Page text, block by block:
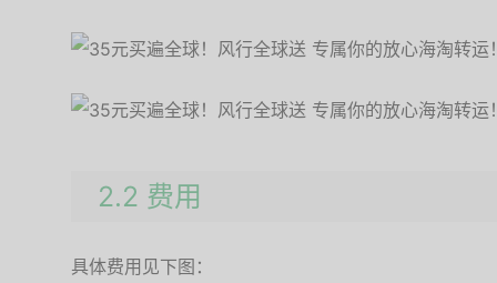
2.2 费用
具体费用见下图：